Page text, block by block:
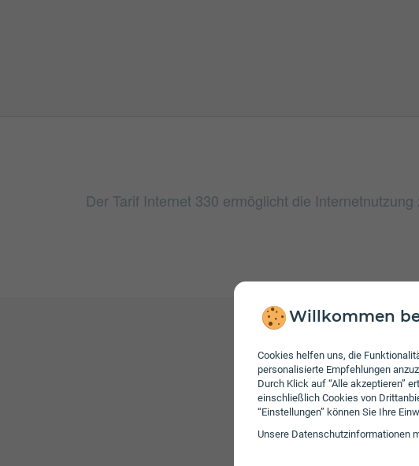
Willkommen
Cookies helfen uns, die
personalisierte Empfehlungen
Durch Klick auf “Alle akzeptieren”
einschließlich Cookies von
“Einstellungen” können Sie Ihre
Unsere Daten­schutz­informationen
Der Tarif Internet 330 ermöglicht die